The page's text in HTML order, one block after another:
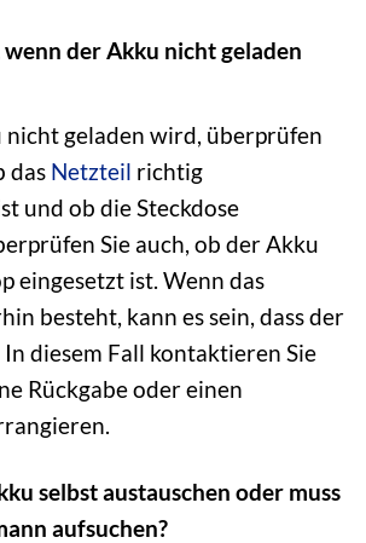
wenn der Akku nicht geladen
geladen wird, überprüfen
das Netzteil richtig
und ob die Steckdose
Sie auch, ob der Akku
eingesetzt ist. Wenn das
besteht, kann es sein, dass der
diesem Fall kontaktieren Sie
Rückgabe oder einen
selbst austauschen oder muss
aufsuchen?